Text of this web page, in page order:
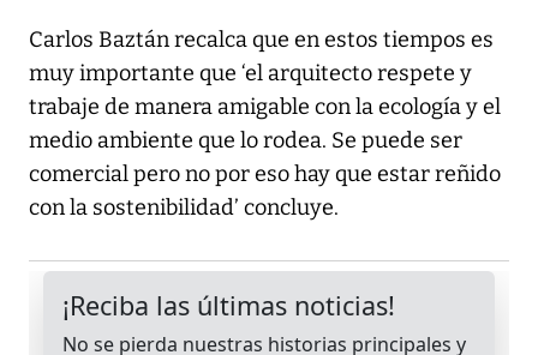
Carlos Baztán recalca que en estos tiempos es
muy importante que ‘el arquitecto respete y
trabaje de manera amigable con la ecología y el
medio ambiente que lo rodea. Se puede ser
comercial pero no por eso hay que estar reñido
con la sostenibilidad’ concluye.